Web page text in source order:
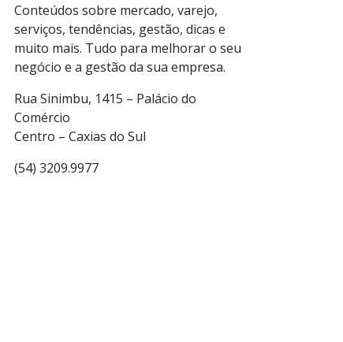
Conteúdos sobre mercado, varejo,
serviços, tendências, gestão, dicas e
muito mais. Tudo para melhorar o seu
negócio e a gestão da sua empresa.
Rua Sinimbu, 1415 – Palácio do
Comércio
Centro – Caxias do Sul
(54) 3209.9977